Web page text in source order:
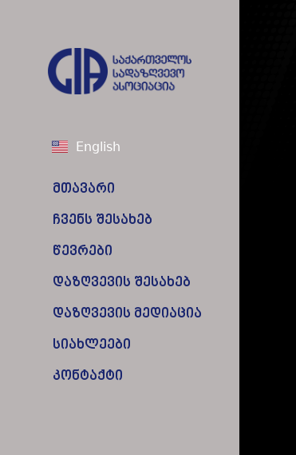
English
მთავარი
ჩვენს შესახებ
წევრები
დაზღვევის შესახებ
დაზღვევის მედიაცია
სიახლეები
კონტაქტი